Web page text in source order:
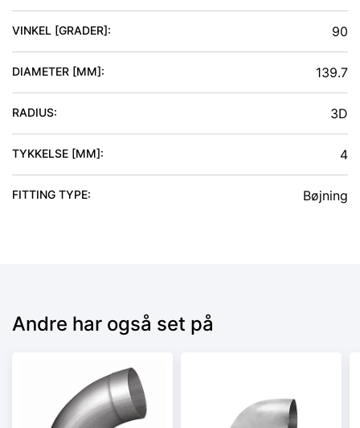
VINKEL [GRADER]: 90
DIAMETER [MM]: 139.7
RADIUS: 3D
TYKKELSE [MM]: 4
FITTING TYPE: Bøjning
Andre har også set på